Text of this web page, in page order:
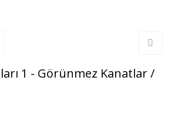
1 - Görünmez Kanatlar /